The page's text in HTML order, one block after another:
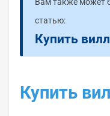
статью:
Купить
Купить